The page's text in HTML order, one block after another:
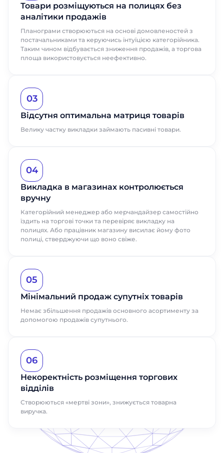
Товари розміщуються на полицях без
аналітики продажів
Планограми створюються на основі домовленостей з
постачальниками та керуючись інтуїцією категорійника.
Таким чином відбувається зниження продажів, а торгова
площа використовується неефективно.
03
Відсутня оптимальна матриця товарів
Велику частку викладки займають пасивні товари.
04
Викладка в магазинах контролюється
вручну
Категорійний менеджер або мерчандайзер самостійно
їздить на торгові точки та перевіряє викладку на
полицях. Або працівник магазину висилає йому фото
полиці, стверджуючи що воно свіже.
05
Мінімальний продаж супутніх товарів
Немає збільшення продажів основного асортименту за
допомогою продажів супутнього.
06
Некоректність розміщення торгових
відділів
Створюються «мертві зони», знижується товарна
виручка.